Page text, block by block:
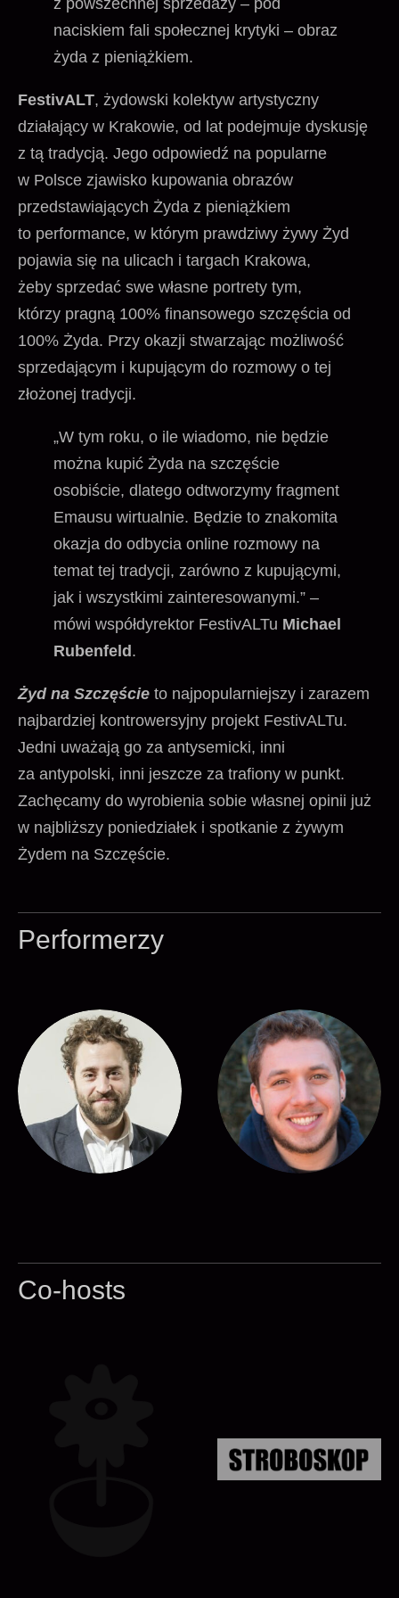
naciskiem fali społecznej krytyki – obraz
żyda z pieniążkiem.
FestivALT, żydowski kolektyw artystyczny
działający w Krakowie, od lat podejmuje dyskusję
z tą tradycją. Jego odpowiedź na popularne
w Polsce zjawisko kupowania obrazów
przedstawiających Żyda z pieniążkiem
to performance, w którym prawdziwy żywy Żyd
pojawia się na ulicach i targach Krakowa,
żeby sprzedać swe własne portrety tym,
którzy pragną 100% finansowego szczęścia od
100% Żyda. Przy okazji stwarzając możliwość
sprzedającym i kupującym do rozmowy o tej
złożonej tradycji.
„W tym roku, o ile wiadomo, nie będzie
można kupić Żyda na szczęście
osobiście, dlatego odtworzymy fragment
Emausu wirtualnie. Będzie to znakomita
okazja do odbycia online rozmowy na
temat tej tradycji, zarówno z kupującymi,
jak i wszystkimi zainteresowanymi.” –
mówi współdyrektor FestivALTu Michael
Rubenfeld.
Żyd na Szczęście to najpopularniejszy i zarazem
najbardziej kontrowersyjny projekt FestivALTu.
Jedni uważają go za antysemicki, inni
za antypolski, inni jeszcze za trafiony w punkt.
Zachęcamy do wyrobienia sobie własnej opinii już
w najbliższy poniedziałek i spotkanie z żywym
Żydem na Szczęście.
Performerzy
Co-hosts